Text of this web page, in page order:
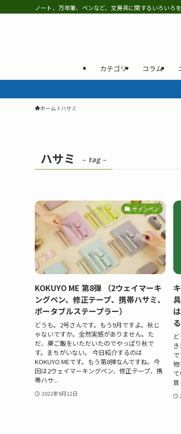
ノート、万年筆、ペンなど、文房具に関するいろいろ
カテゴリ コラム
ホーム ハサミ
ハサミ – tag –
サインペン
KOKUYO ME 第8弾 （2ウェイマーキ
ングペン、修正テープ、携帯ハサミ、
ポータブルステープラー）
どうも。2号さんです。もう9月ですよ。秋じ
ゃないですか。全然実感がありません。た
だ、栗ご飯をいただいたのでやっぱり秋で
す。まちがいない。 今日紹介するのは
KOKUYO MEです。もう第8弾なんですね。今
回は2ウェイマーキングペン、修正テープ、携
帯ハサ...
2022年9月12日